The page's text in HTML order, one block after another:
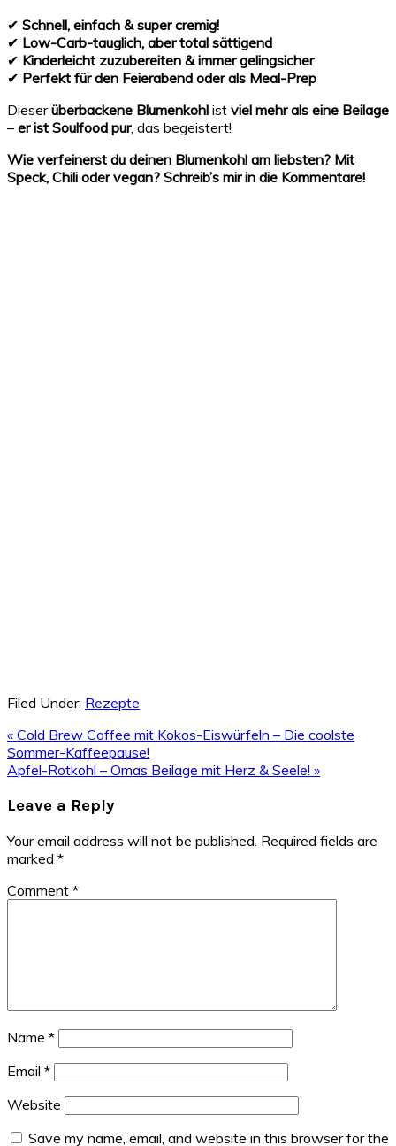
✔ Schnell, einfach & super cremig!
✔ Low-Carb-tauglich, aber total sättigend
✔ Kinderleicht zuzubereiten & immer gelingsicher
✔ Perfekt für den Feierabend oder als Meal-Prep
Dieserüberbackene Blumenkohl ist viel mehr als eine Beilage
– er ist Soulfood pur, das begeistert!
Wie verfeinerst du deinen Blumenkohl am liebsten? Mit
Speck, Chili oder vegan? Schreib’s mir in die Kommentare!
Filed Under: Rezepte
Previous
Post:
« Cold Brew Coffee mit Kokos-Eiswürfeln – Die coolste
Sommer-Kaffeepause!
Next
Apfel-Rotkohl – Omas Beilage mit Herz & Seele! »
Interactions
Leave a Reply
Your email address will not be published. Required fields are
marked *
Comment *
Name *
Email *
Website
Save my name, email, and website in this browser for the